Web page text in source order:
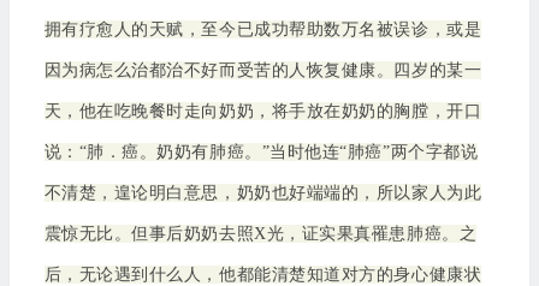
拥有疗愈人的天赋，至今已成功帮助数万名被误诊，或是
因为病怎么治都治不好而受苦的人恢复健康。四岁的某一
天，他在吃晚餐时走向奶奶，将手放在奶奶的胸膛，开口
说：“肺．癌。奶奶有肺癌。”当时他连“肺癌”两个字都说
不清楚，遑论明白意思，奶奶也好端端的，所以家人为此
震惊无比。但事后奶奶去照X光，证实果真罹患肺癌。之
后，无论遇到什么人，他都能清楚知道对方的身心健康状